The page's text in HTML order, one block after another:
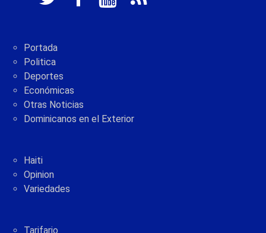
Portada
Politica
Deportes
Económicas
Otras Noticias
Dominicanos en el Exterior
Haiti
Opinion
Variedades
Tarifario